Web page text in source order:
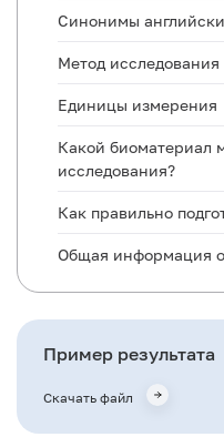
Синонимы
Метод исследования
Единицы измерения
Какой биоматериал
исследования?
Как правильно
Общая информация
Для чего
Пример результата
Скачать файл